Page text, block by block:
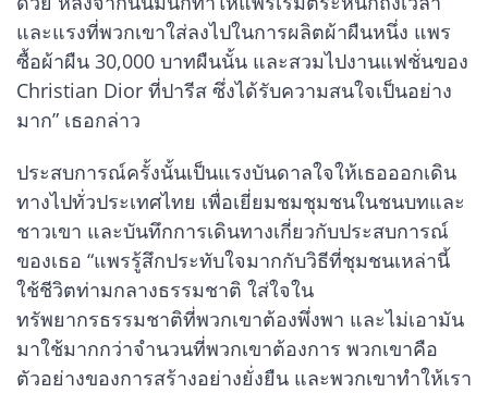
และแรงที่พวกเขาใส่ลงไปในการผลิตผ้าผืนหนึ่ง แพร
ซื้อผ้าผืน 30,000 บาทผืนนั้น และสวมไปงานแฟชั่นของ
Christian Dior ที่ปารีส ซึ่งได้รับความสนใจเป็นอย่าง
มาก” เธอกล่าว
ประสบการณ์ครั้งนั้นเป็นแรงบันดาลใจให้เธอออกเดิน
ทางไปทั่วประเทศไทย เพื่อเยี่ยมชมชุมชนในชนบทและ
ชาวเขา และบันทึกการเดินทางเกี่ยวกับประสบการณ์
ของเธอ “แพรรู้สึกประทับใจมากกับวิธีที่ชุมชนเหล่านี้
ใช้ชีวิตท่ามกลางธรรมชาติ ใส่ใจใน
ทรัพยากรธรรมชาติที่พวกเขาต้องพึ่งพา และไม่เอามัน
มาใช้มากกว่าจำนวนที่พวกเขาต้องการ พวกเขาคือ
ตัวอย่างของการสร้างอย่างยั่งยืน และพวกเขาทำให้เรา